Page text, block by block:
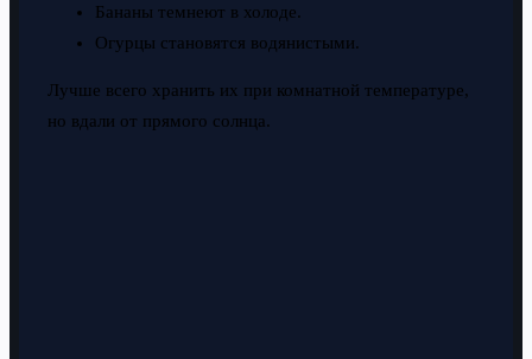
Бананы темнеют в холоде.
Огурцы становятся водянистыми.
Лучше всего хранить их при комнатной температуре,
но вдали от прямого солнца.